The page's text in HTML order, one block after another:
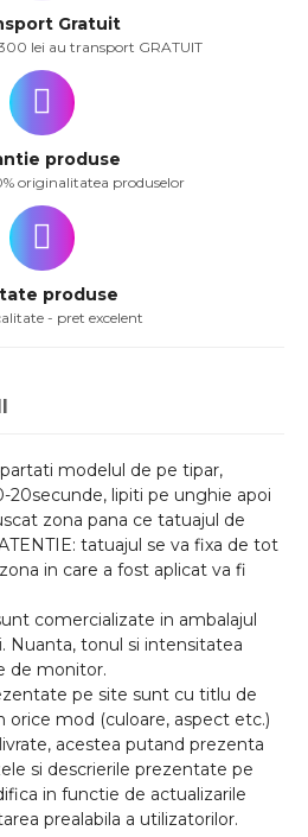
Gratuit
lei au transport GRATUIT
produse
originalitatea produselor
produse
- pret excelent
modelul de pe tipar,
20secunde, lipiti pe unghie apoi
zona pana ce tatuajul de
tatuajul se va fixa de tot
in care a fost aplicat va fi
comercializate in ambalajul
Nuanta, tonul si intensitatea
de monitor.
pe site sunt cu titlu de
orice mod (culoare, aspect etc.)
acestea putand prezenta
si descrierile prezentate pe
in functie de actualizarile
prealabila a utilizatorilor.